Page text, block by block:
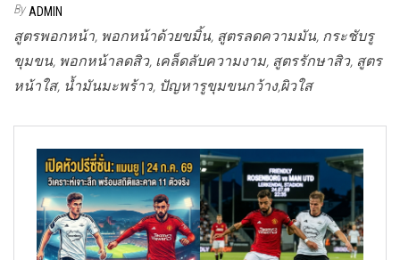
By ADMIN
สูตรพอกหน้า, พอกหน้าด้วยขมิ้น, สูตรลดความมัน, กระชับรู
ขุมขน, พอกหน้าลดสิว, เคล็ดลับความงาม, สูตรรักษาสิว, สูตร
หน้าใส, น้ำมันมะพร้าว, ปัญหารูขุมขนกว้าง,ผิวใส